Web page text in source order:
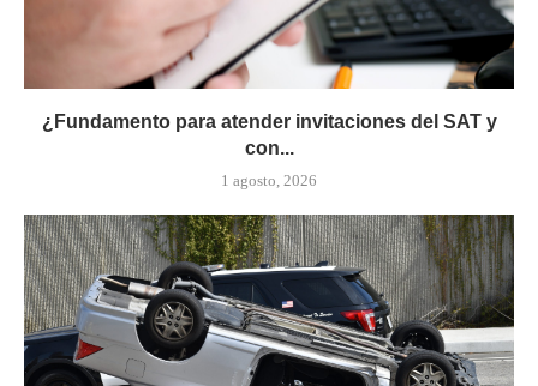
¿Fundamento para atender invitaciones del SAT y
con...
1 agosto, 2026